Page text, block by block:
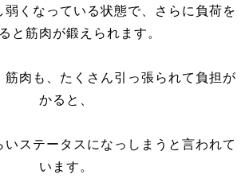
弱くなっている状態で、さらに負荷を
と筋肉が鍛えられます。
筋肉も、たくさん引っ張られて負担が
かると、
ステータスになっしまうと言われて
います。